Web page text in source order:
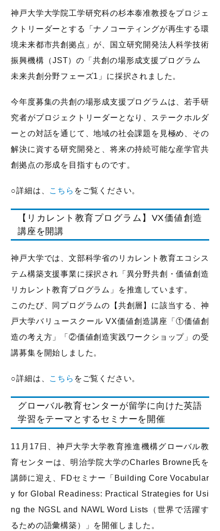
神戸大学大学院工学研究科の杉本泰准教授をプロジェ
クトリーダーとする「ナノコーティングが再生する環
境未来都市共創拠点」が、国立研究開発法人科学技術
振興機構（JST）の「共創の場形成支援プログラム
未来共創分野フェーズ1」に採択されました。
今年度募集の共創の場形成支援プログラムは、若手研
究者がプロジェクトリーダーとなり、ステークホルダ
ーとの対話を通じて、地域の社会課題を見極め、その
解決に資する研究開発と、将来の持続可能な産学官共
創拠点の形成を目指すものです。
○詳細は、 こちら をご覧ください。
【リカレント教育プログラム】VX価値創造
講座を開講
神戸大学では、文部科学省のリカレント教育エコシス
テム構築支援事業に採択され「異分野共創・価値創造
リカレント教育プログラム」を推進しています。
このたび、同プログラムの【共創層】に該当する、神
戸大学バリュースクール VX価値創造講座「①価値創
造の考え方」「②価値創造実践ワークショップ」の受
講募集を開始しました。
○詳細は、 こちら をご覧ください。
グローバル教育センターが留学に向けた英語
学習をテーマとするセミナーを開催
11月17日、神戸大学大学教育推進機構グローバル教
育センターは、明治学院大学のCharles Browne氏を
講師に迎え、FDセミナー「Building Core Vocabular
y for Global Readiness: Practical Strategies for Usi
ng the NGSL and NAWL Word Lists（世界で活躍す
るための語彙構築）」を開催しました。